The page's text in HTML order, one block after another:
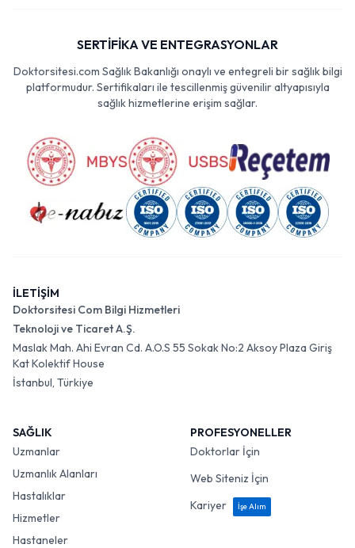
SERTİFİKA VE ENTEGRASYONLAR
Doktorsitesi.com Sağlık Bakanlığı onaylı ve entegreli bir sağlık bilgi
platformudur. Sertifikaları ile tescillenmiş güvenilir altyapısıyla
sağlık hizmetlerine erişim sağlar.
İLETİŞİM
Doktorsitesi Com Bilgi Hizmetleri
Teknoloji ve Ticaret A.Ş.
Maslak Mah. Ahi Evran Cd. A.O.S 55 Sokak No:2 Aksoy Plaza Giriş
Kat Kolektif House
İstanbul, Türkiye
SAĞLIK
Uzmanlar
Uzmanlık Alanları
Hastalıklar
Hizmetler
Hastaneler
PROFESYONELLER
Doktorlar İçin
Web Siteniz İçin
Kariyer
İşe Alım